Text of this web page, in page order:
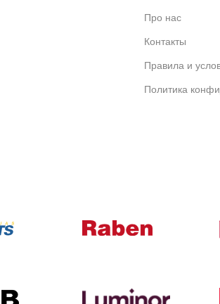
Про нас
Контакты
Правила и
Политика